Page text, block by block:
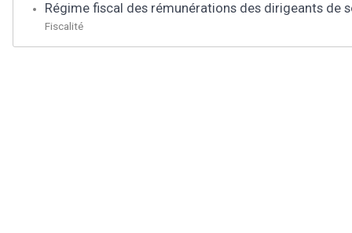
Régime fiscal des rémunérations des dirigeants de
Fiscalité